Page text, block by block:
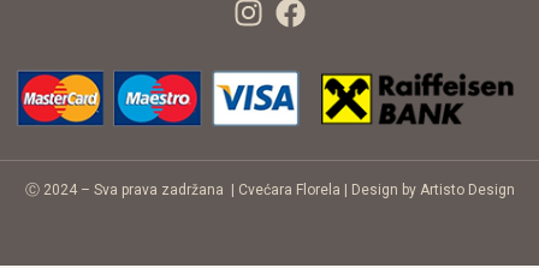
Ⓒ 2024 – Sva prava zadržana | Cvećara Florela | Design by Artisto Design